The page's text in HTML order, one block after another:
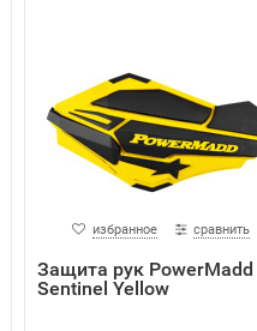
избранное сравнить
Защита рук PowerMadd
Sentinel Yellow